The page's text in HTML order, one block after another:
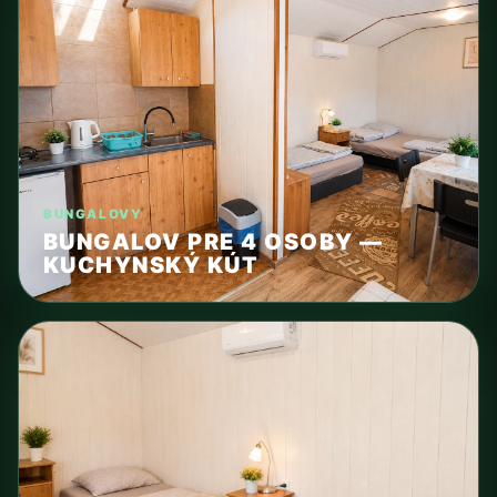
BUNGALOVY
BUNGALOV PRE 4 OSOBY —
KUCHYNSKÝ KÚT